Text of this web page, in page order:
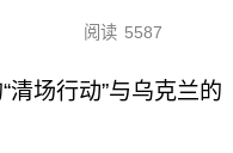
阅读 5587
清场行动”与乌克兰的